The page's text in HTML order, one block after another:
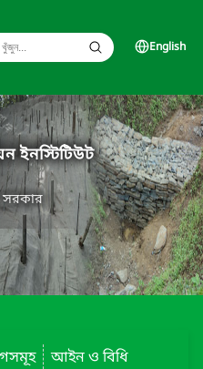
English
ইনস্টিটিউট
সরকার
আইন ও বিধি